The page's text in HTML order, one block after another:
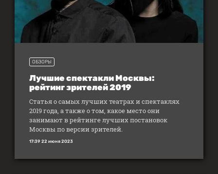
ОБЗОРЫ
Лучшие спектакли Москвы:
рейтинг зрителей 2019
Статья о самых лучших театрах и спектаклях
2019 года, а также о том, какое место они
занимают в рейтинге лучших постановок
Москвы по версии зрителей.
17:39 22 июня 2023